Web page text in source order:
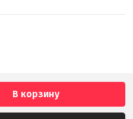
В корзину